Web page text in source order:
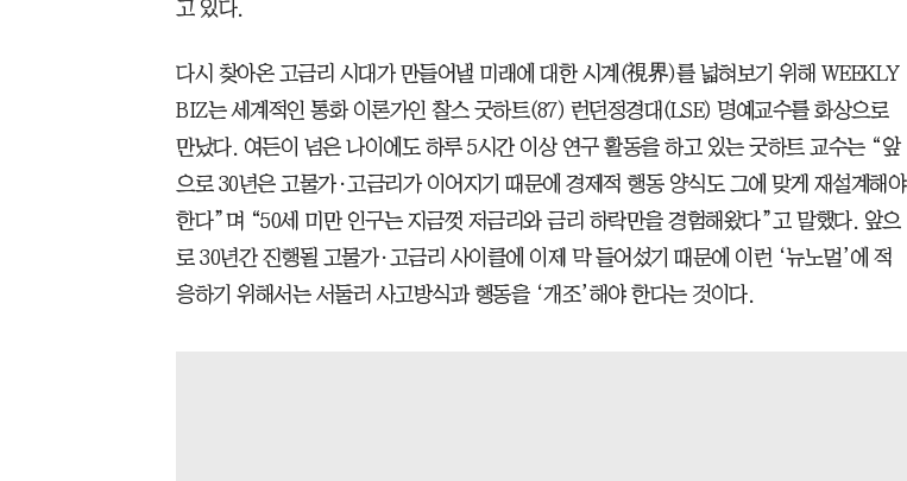
고 있다.
다시 찾아온 고금리 시대가 만들어낼 미래에 대한 시계(視界)를 넓혀보기 위해 WEEKLY
BIZ는 세계적인 통화 이론가인 찰스 굿하트(87) 런던정경대(LSE) 명예교수를 화상으로
만났다. 여든이 넘은 나이에도 하루 5시간 이상 연구 활동을 하고 있는 굿하트 교수는 “앞
으로 30년은 고물가·고금리가 이어지기 때문에 경제적 행동 양식도 그에 맞게 재설계해야
한다”며 “50세 미만 인구는 지금껏 저금리와 금리 하락만을 경험해왔다”고 말했다. 앞으
로 30년간 진행될 고물가·고금리 사이클에 이제 막 들어섰기 때문에 이런 ‘뉴노멀’에 적
응하기 위해서는 서둘러 사고방식과 행동을 ‘개조’해야 한다는 것이다.